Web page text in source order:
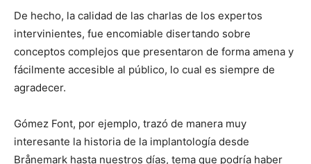
De hecho, la calidad de las charlas de los expertos
intervinientes, fue encomiable disertando sobre
conceptos complejos que presentaron de forma amena y
fácilmente accesible al público, lo cual es siempre de
agradecer.
Gómez Font, por ejemplo, trazó de manera muy
interesante la historia de la implantología desde
Brånemark hasta nuestros días, tema que podría haber